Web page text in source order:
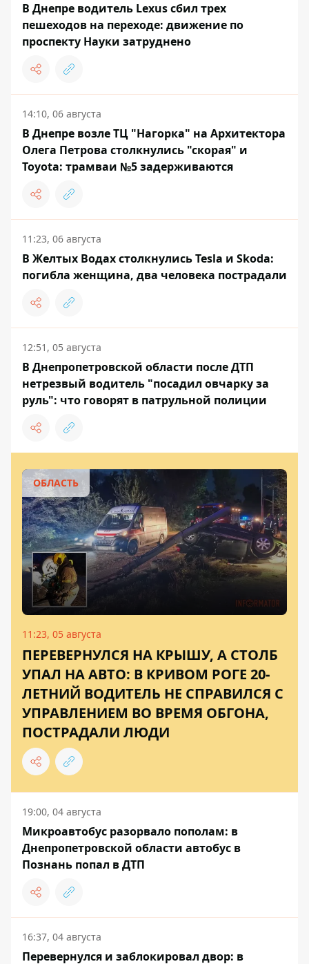
В Днепре водитель Lexus сбил трех
пешеходов на переходе: движение по
проспекту Науки затруднено
14:10, 06 августа
В Днепре возле ТЦ "Нагорка" на Архитектора
Олега Петрова столкнулись "скорая" и
Toyota: трамваи №5 задерживаются
11:23, 06 августа
В Желтых Водах столкнулись Tesla и Skoda:
погибла женщина, два человека пострадали
12:51, 05 августа
В Днепропетровской области после ДТП
нетрезвый водитель "посадил овчарку за
руль": что говорят в патрульной полиции
ОБЛАСТЬ
11:23, 05 августа
ПЕРЕВЕРНУЛСЯ НА КРЫШУ, А СТОЛБ
УПАЛ НА АВТО: В КРИВОМ РОГЕ 20-
ЛЕТНИЙ ВОДИТЕЛЬ НЕ СПРАВИЛСЯ С
УПРАВЛЕНИЕМ ВО ВРЕМЯ ОБГОНА,
ПОСТРАДАЛИ ЛЮДИ
19:00, 04 августа
Микроавтобус разорвало пополам: в
Днепропетровской области автобус в
Познань попал в ДТП
16:37, 04 августа
Перевернулся и заблокировал двор: в